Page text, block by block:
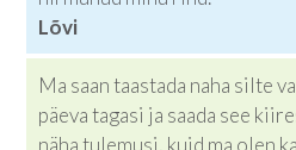
Lõvi
Ma saan taastada naha silte
päeva tagasi ja saada see
näha tulemusi, kuid ma olen